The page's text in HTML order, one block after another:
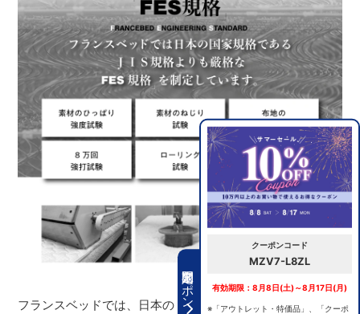
期間限定クーポン
クーポンコード
MZV7-L8ZL
有効期限：8月8日(土)～8月17日(月)
※「アウトレット・特価品」、「クーポ
フランスベッドでは、日本の「JIS規格」よりもさらに厳格